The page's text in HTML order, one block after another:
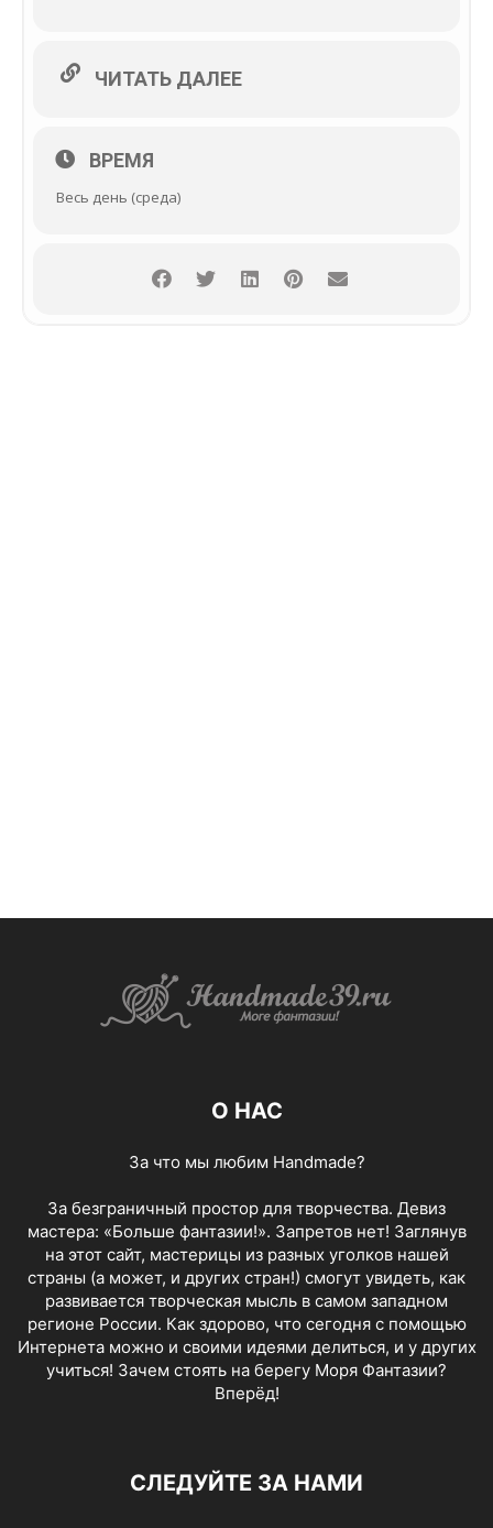
ЧИТАТЬ ДАЛЕЕ
ВРЕМЯ
Весь день (среда)
О НАС
За что мы любим Handmade?
За безграничный простор для творчества. Девиз
мастера: «Больше фантазии!». Запретов нет! Заглянув
на этот сайт, мастерицы из разных уголков нашей
страны (а может, и других стран!) смогут увидеть, как
развивается творческая мысль в самом западном
регионе России. Как здорово, что сегодня с помощью
Интернета можно и своими идеями делиться, и у других
учиться! Зачем стоять на берегу Моря Фантазии?
Вперёд!
СЛЕДУЙТЕ ЗА НАМИ